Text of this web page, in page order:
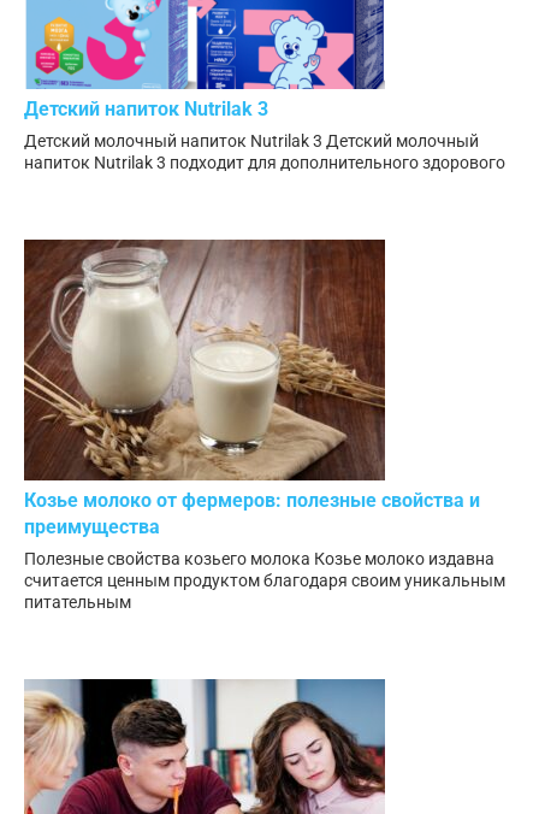
Детский напиток Nutrilak 3
Детский молочный напиток Nutrilak 3 Детский молочный
напиток Nutrilak 3 подходит для дополнительного здорового
Козье молоко от фермеров: полезные свойства и
преимущества
Полезные свойства козьего молока Козье молоко издавна
считается ценным продуктом благодаря своим уникальным
питательным